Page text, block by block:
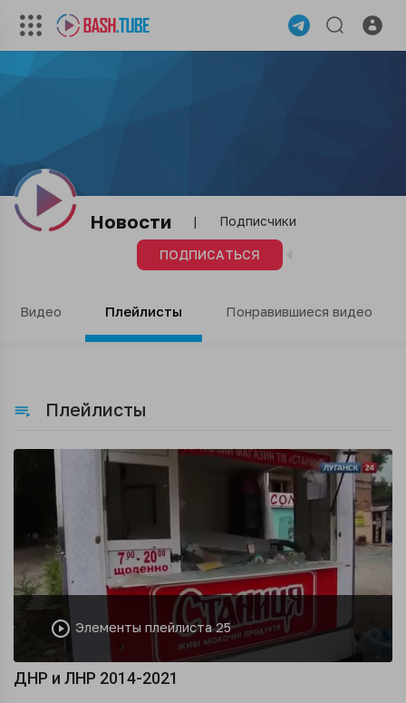
Новости | Подписчики
ПОДПИСАТЬСЯ
Видео Плейлисты Понравившиеся видео
Плейлисты
Элементы плейлиста 25
ДНР и ЛНР 2014-2021